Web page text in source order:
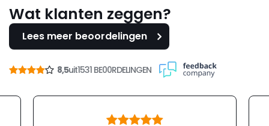
Wat klanten zeggen?
Lees meer beoordelingen
8,5uit1531 BE00RDELINGEN